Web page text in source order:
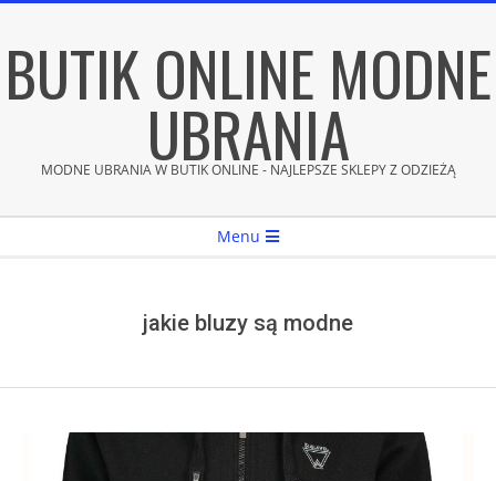
content
BUTIK ONLINE MODNE
UBRANIA
MODNE UBRANIA W BUTIK ONLINE - NAJLEPSZE SKLEPY Z ODZIEŻĄ
Menu
jakie bluzy są modne